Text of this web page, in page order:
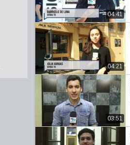
04:41
04:21
03:51